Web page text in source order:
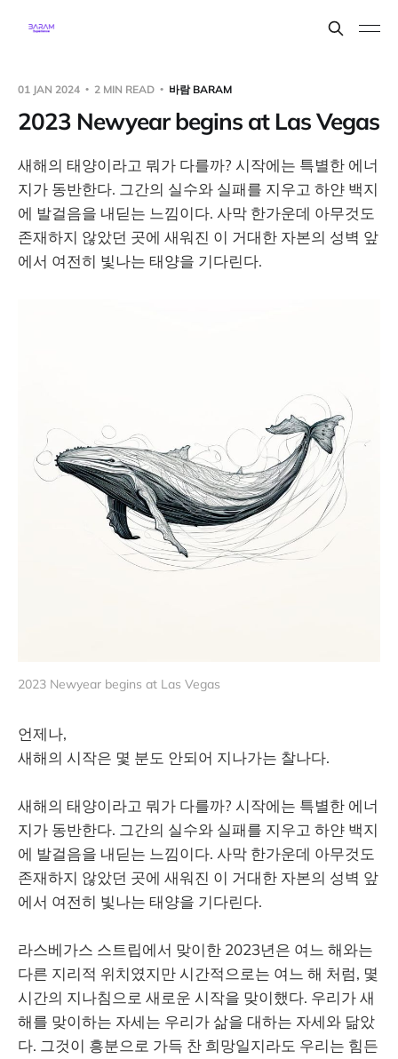
01 JAN 2024 2 MIN READ 바람 BARAM
2023 Newyear begins at Las Vegas
새해의 태양이라고 뭐가 다를까? 시작에는 특별한 에너
지가 동반한다. 그간의 실수와 실패를 지우고 하얀 백지
에 발걸음을 내딛는 느낌이다. 사막 한가운데 아무것도
존재하지 않았던 곳에 새워진 이 거대한 자본의 성벽 앞
에서 여전히 빛나는 태양을 기다린다.
2023 Newyear begins at Las Vegas
언제나,
새해의 시작은 몇 분도 안되어 지나가는 찰나다.
새해의 태양이라고 뭐가 다를까? 시작에는 특별한 에너
지가 동반한다. 그간의 실수와 실패를 지우고 하얀 백지
에 발걸음을 내딛는 느낌이다. 사막 한가운데 아무것도
존재하지 않았던 곳에 새워진 이 거대한 자본의 성벽 앞
에서 여전히 빛나는 태양을 기다린다.
라스베가스 스트립에서 맞이한 2023년은 여느 해와는
다른 지리적 위치였지만 시간적으로는 여느 해 처럼, 몇
시간의 지나침으로 새로운 시작을 맞이했다. 우리가 새
해를 맞이하는 자세는 우리가 삶을 대하는 자세와 닮았
다. 그것이 흥분으로 가득 찬 희망일지라도 우리는 힘든